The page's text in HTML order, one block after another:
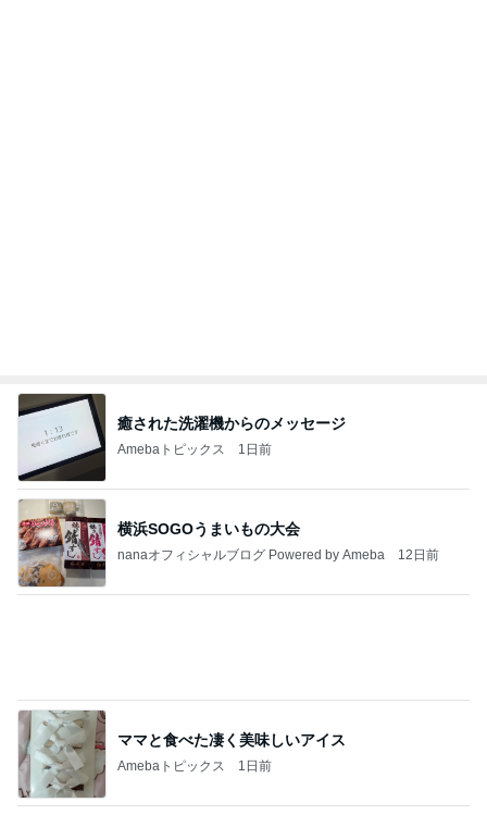
癒された洗濯機からのメッセージ
Amebaトピックス 1日前
横浜SOGOうまいもの大会
nanaオフィシャルブログ Powered by Ameba 12日前
ママと食べた凄く美味しいアイス
Amebaトピックス 1日前